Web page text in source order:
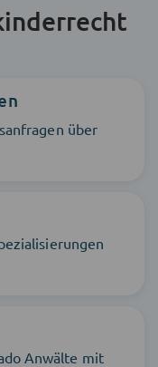
über
Anwälte mit